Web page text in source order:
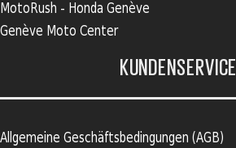
MotoRush - Honda Genève
Genève Moto Center
KUNDENSERVICE
Allgemeine Geschäftsbedingungen (AGB)